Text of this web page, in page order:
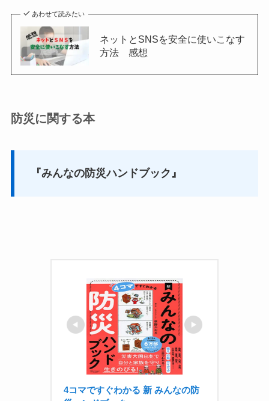
あわせて読みたい
ネットとSNSを安全に使いこなす
方法 感想
防災に関する本
『みんなの防災ハンドブック』
4コマですぐわかる 新 みんなの防